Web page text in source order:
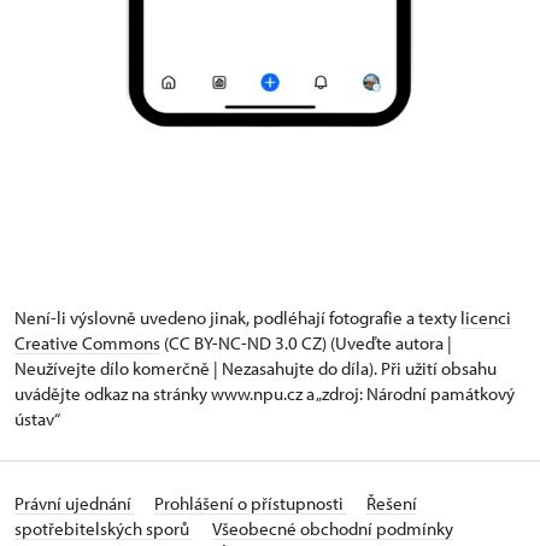
Není-li výslovně uvedeno jinak, podléhají fotografie a texty licenci
Creative Commons (CC BY-NC-ND 3.0 CZ) (Uveďte autora |
Neužívejte dílo komerčně | Nezasahujte do díla). Při užití obsahu
uvádějte odkaz na stránky www.npu.cz a „zdroj: Národní památkový
ústav“
Právní ujednání Prohlášení o přístupnosti
Řešení
spotřebitelských sporů
Všeobecné obchodní podmínky